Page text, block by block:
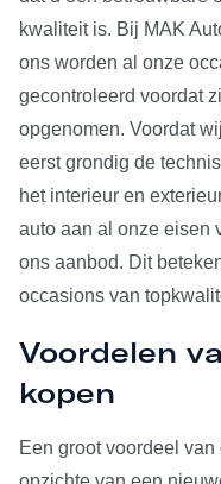
kwaliteit is. Bij MAK
ons worden al onze
gecontroleerd voordat
opgenomen. Voordat
eerst grondig de
het interieur en
auto aan al onze eisen
ons aanbod. Dit
occasions van
Voordelen
kopen
Een groot voordeel